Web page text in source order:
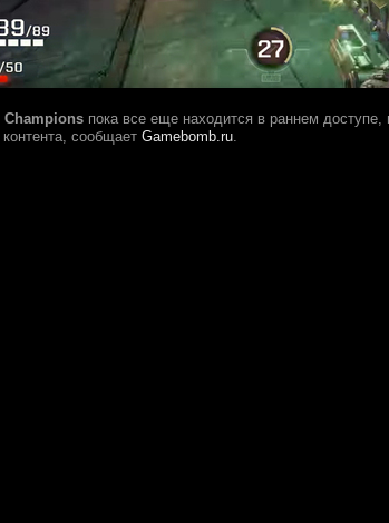
Champions пока все еще находится в раннем доступе,
сообщает Gamebomb.ru.